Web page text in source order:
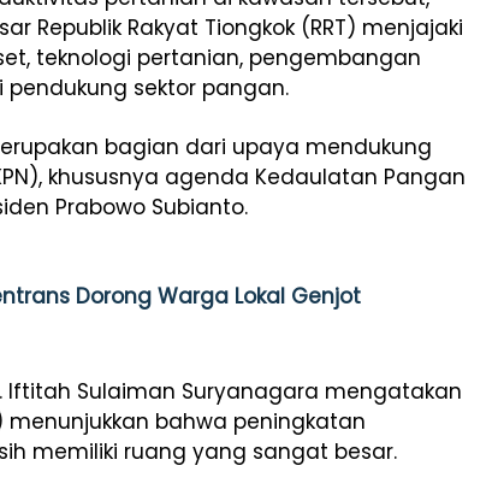
Republik Rakyat Tiongkok (RRT) menjajaki
teknologi pertanian, pengembangan
sektor pangan.
bagian dari upaya mendukung
khususnya agenda Kedaulatan Pangan
Prabowo Subianto.
Dorong Warga Lokal Genjot
Iftitah Sulaiman Suryanagara mengatakan
menunjukkan bahwa peningkatan
memiliki ruang yang sangat besar.